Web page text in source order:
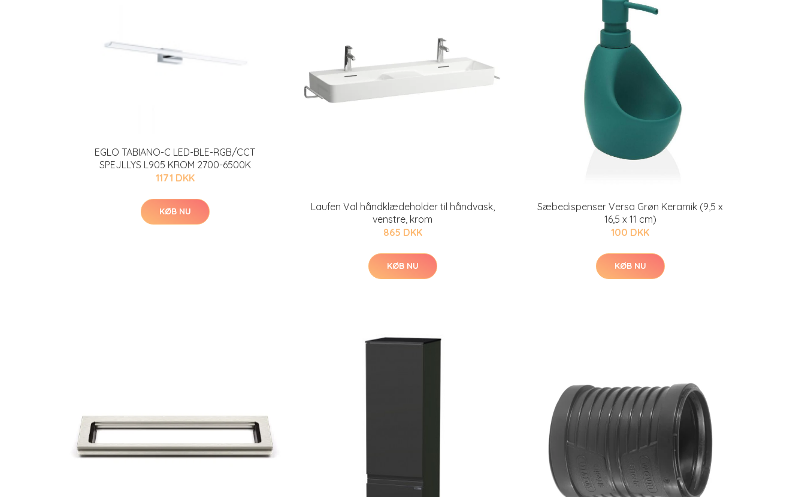
EGLO TABIANO-C LED-BLE-RGB/CCT
SPEJLLYS L905 KROM 2700-6500K
1171 DKK
KØB NU
Laufen Val håndklædeholder til håndvask,
venstre, krom
865 DKK
KØB NU
Sæbedispenser Versa Grøn Keramik (9,5 x
16,5 x 11 cm)
100 DKK
KØB NU